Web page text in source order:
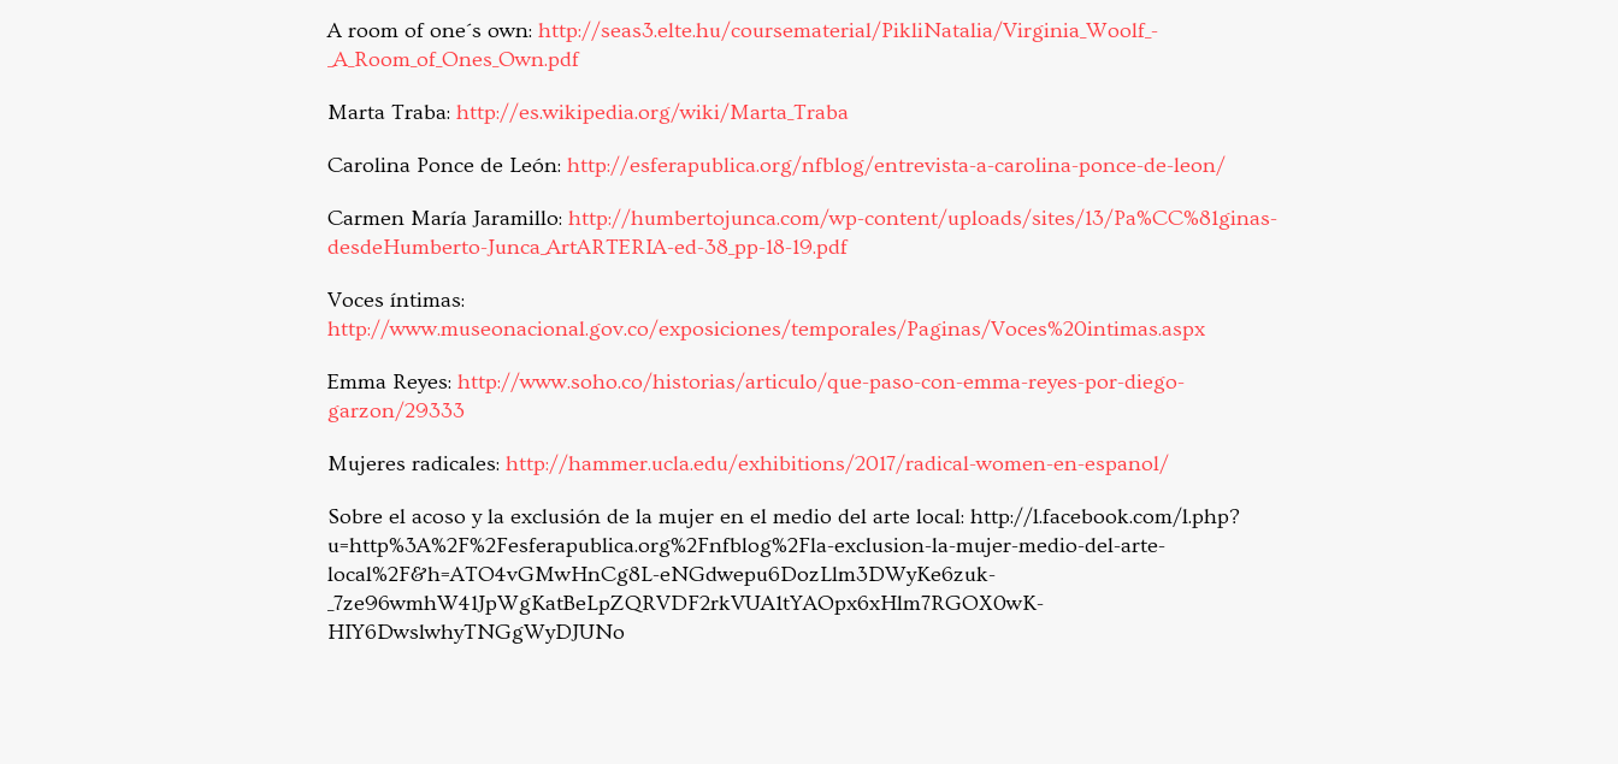
A room of one´s own: http://seas3.elte.hu/coursematerial/PikliNatalia/Virginia_Woolf_-
_A_Room_of_Ones_Own.pdf
Marta Traba: http://es.wikipedia.org/wiki/Marta_Traba
Carolina Ponce de León: http://esferapublica.org/nfblog/entrevista-a-carolina-ponce-de-leon/
Carmen María Jaramillo: http://humbertojunca.com/wp-content/uploads/sites/13/Pa%CC%81ginas-
desdeHumberto-Junca_ArtARTERIA-ed-38_pp-18-19.pdf
Voces íntimas:
http://www.museonacional.gov.co/exposiciones/temporales/Paginas/Voces%20intimas.aspx
Emma Reyes: http://www.soho.co/historias/articulo/que-paso-con-emma-reyes-por-diego-
garzon/29333
Mujeres radicales: http://hammer.ucla.edu/exhibitions/2017/radical-women-en-espanol/
Sobre el acoso y la exclusión de la mujer en el medio del arte local: http://l.facebook.com/l.php?
u=http%3A%2F%2Fesferapublica.org%2Fnfblog%2Fla-exclusion-la-mujer-medio-del-arte-
local%2F&h=ATO4vGMwHnCg8L-eNGdwepu6DozLlm3DWyKe6zuk-
_7ze96wmhW41JpWgKatBeLpZQRVDF2rkVUA1tYAOpx6xHlm7RGOX0wK-
HIY6DwslwhyTNGgWyDJUNo